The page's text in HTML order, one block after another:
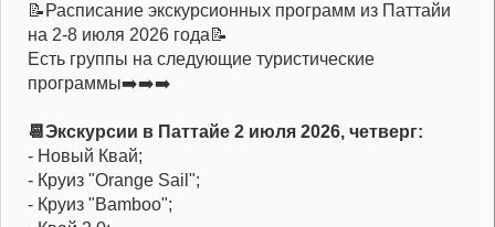
📝Расписание экскурсионных программ из Паттайи
на 2-8 июля 2026 года📝
Есть группы на следующие туристические
программы➡️➡️➡️
📆Экскурсии в Паттайе 2 июля 2026, четверг:
- Новый Квай;
- Круиз "Orange Sail";
- Круиз "Bamboo";